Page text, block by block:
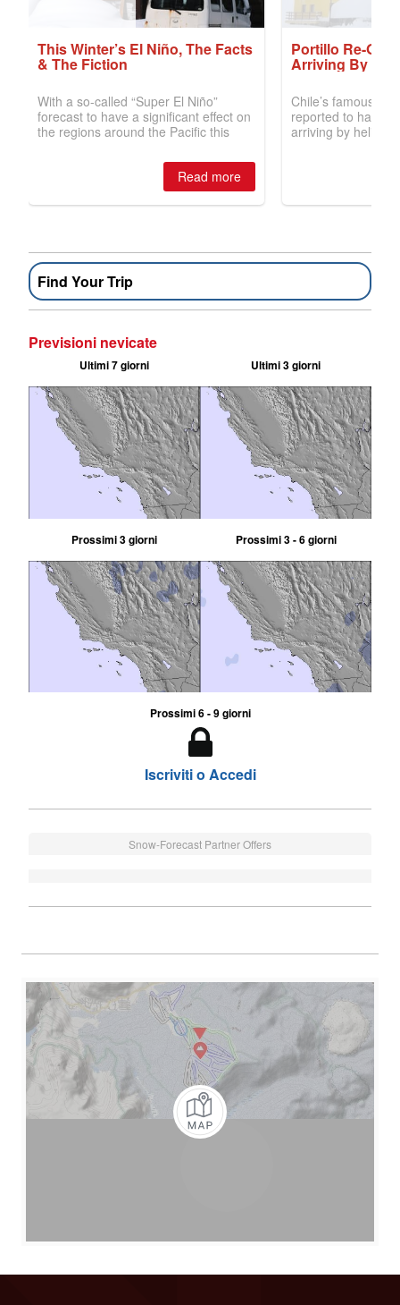
Find Your Trip
Previsioni nevicate
Ultimi 7 giorni Ultimi 3 giorni
Prossimi 3 giorni Prossimi 3 - 6 giorni
Prossimi 6 - 9 giorni
Iscriviti o Accedi
Snow-Forecast Partner Offers